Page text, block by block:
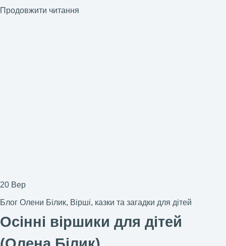
Продовжити читання
20 Вер
Блог Олени Білик, Вірші, казки та загадки для дітей
Осінні віршики для дітей